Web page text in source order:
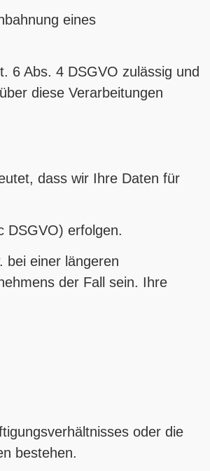
eines
6 Abs. 4 DSGVO zulässig und
diese Verarbeitungen
dass wir Ihre Daten für
DSGVO) erfolgen.
bei einer längeren
der Fall sein. Ihre
oder die
bestehen.